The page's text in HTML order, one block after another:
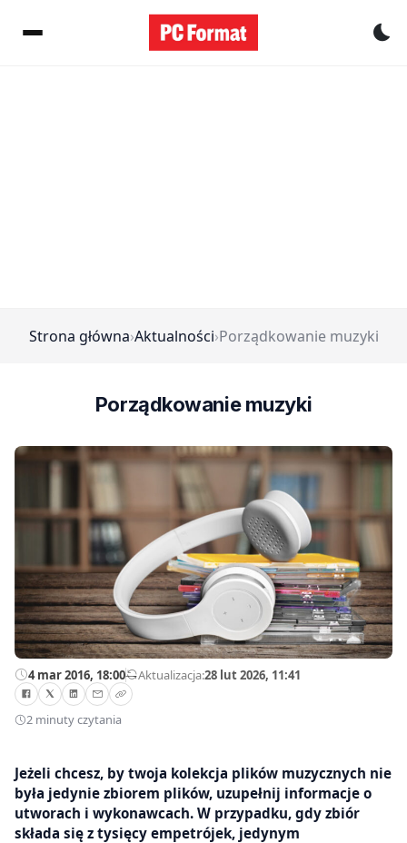
Strona główna›Aktualności›Porządkowanie muzyki
Porządkowanie muzyki
4 mar 2016, 18:00—Aktualizacja:28 lut 2026, 11:41
2 minuty czytania
Jeżeli chcesz, by twoja kolekcja plików muzycznych nie
była jedynie zbiorem plików, uzupełnij informacje o
utworach i wykonawcach. W przypadku, gdy zbiór
składa się z tysięcy empetrójek, jedynym